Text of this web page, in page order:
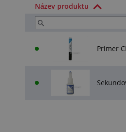
Název produktu
Primer